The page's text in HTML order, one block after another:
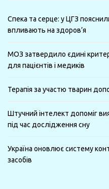
Спека та серце: у ЦГЗ
впливають на здоров’я
МОЗ затвердило єдині
для пацієнтів і медиків
Терапія за участю тварин
Штучний інтелект допоміг
під час дослідження сну
Україна оновлює систему
засобів